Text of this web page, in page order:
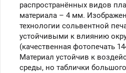
распространённых видов
материала – 4 мм.
технологии сольвентной
устойчивыми к влиянию
(качественная фотопечать
Материал устойчив к
среды, но таблички